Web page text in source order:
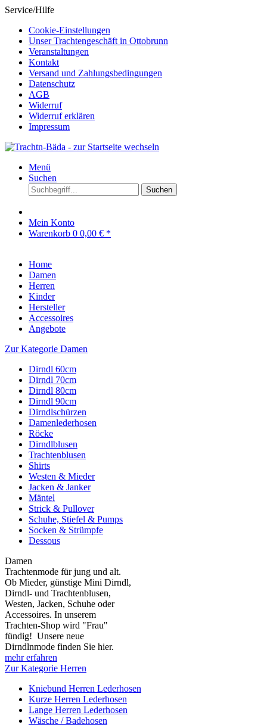
Service/Hilfe
Cookie-Einstellungen
Unser Trachtengeschäft in Ottobrunn
Veranstaltungen
Kontakt
Versand und Zahlungsbedingungen
Datenschutz
AGB
Widerruf
Widerruf erklären
Impressum
Menü
Suchen
Suchen
Mein Konto
Warenkorb 0 0,00 € *
Home
Damen
Herren
Kinder
Hersteller
Accessoires
Angebote
Zur Kategorie Damen
Dirndl 60cm
Dirndl 70cm
Dirndl 80cm
Dirndl 90cm
Dirndlschürzen
Damenlederhosen
Röcke
Dirndlblusen
Trachtenblusen
Shirts
Westen & Mieder
Jacken & Janker
Mäntel
Strick & Pullover
Schuhe, Stiefel & Pumps
Socken & Strümpfe
Dessous
Damen
Trachtenmode für jung und alt.
Ob Mieder, günstige Mini Dirndl,
Dirndl- und Trachtenblusen,
Westen, Jacken, Schuhe oder
Accessoires. In unserem
Trachten-Shop wird "Frau"
fündig! Unsere neue
Dirndlnmode finden Sie hier.
mehr erfahren
Zur Kategorie Herren
Kniebund Herren Lederhosen
Kurze Herren Lederhosen
Lange Herren Lederhosen
Wäsche / Badehosen